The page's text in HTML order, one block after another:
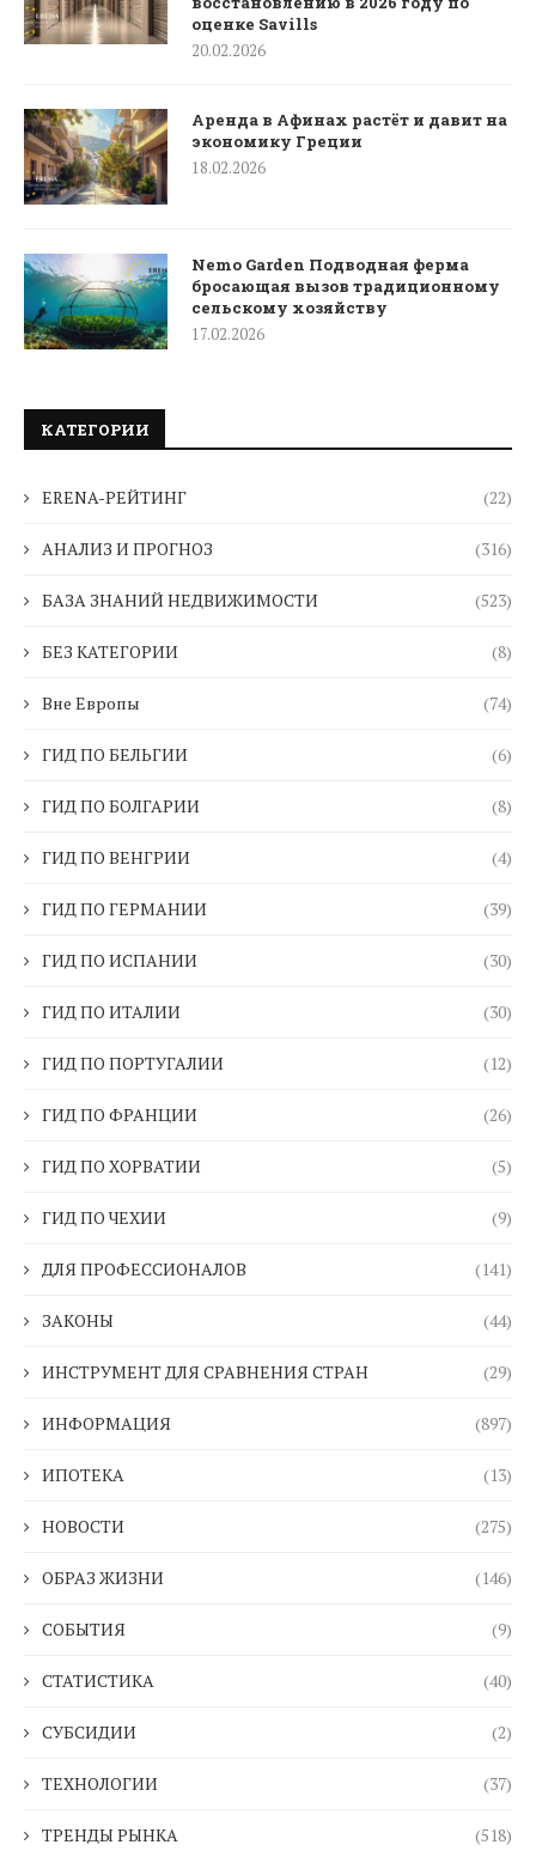
оценке Savills
20.02.2026
Аренда в Афинах растёт и давит на
экономику Греции
18.02.2026
Nemo Garden Подводная ферма
бросающая вызов традиционному
сельскому хозяйству
17.02.2026
КАТЕГОРИИ
ERENA-РЕЙТИНГ (22)
АНАЛИЗ И ПРОГНОЗ (316)
БАЗА ЗНАНИЙ НЕДВИЖИМОСТИ (523)
БЕЗ КАТЕГОРИИ (8)
Вне Европы (74)
ГИД ПО БЕЛЬГИИ (6)
ГИД ПО БОЛГАРИИ (8)
ГИД ПО ВЕНГРИИ (4)
ГИД ПО ГЕРМАНИИ (39)
ГИД ПО ИСПАНИИ (30)
ГИД ПО ИТАЛИИ (30)
ГИД ПО ПОРТУГАЛИИ (12)
ГИД ПО ФРАНЦИИ (26)
ГИД ПО ХОРВАТИИ (5)
ГИД ПО ЧЕХИИ (9)
ДЛЯ ПРОФЕССИОНАЛОВ (141)
ЗАКОНЫ (44)
ИНСТРУМЕНТ ДЛЯ СРАВНЕНИЯ СТРАН (29)
ИНФОРМАЦИЯ (897)
ИПОТЕКА (13)
НОВОСТИ (275)
ОБРАЗ ЖИЗНИ (146)
СОБЫТИЯ (9)
СТАТИСТИКА (40)
СУБСИДИИ (2)
ТЕХНОЛОГИИ (37)
ТРЕНДЫ РЫНКА (518)